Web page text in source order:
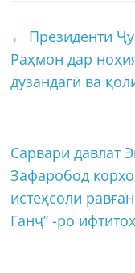
← Президенти
Раҳмон дар
дузандагӣ ва
Сарвари давлат
Зафаробод
истеҳсоли
Ганҷ” -ро